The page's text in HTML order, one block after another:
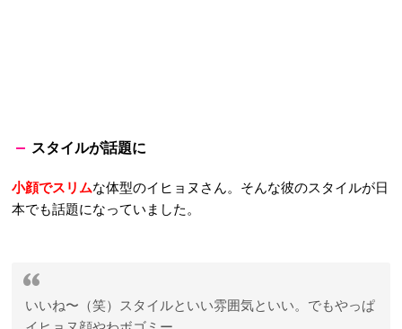
スタイルが話題に
小顔でスリムな体型のイヒョヌさん。そんな彼のスタイルが日
本でも話題になっていました。
いいね〜（笑）スタイルといい雰囲気といい。でもやっぱ